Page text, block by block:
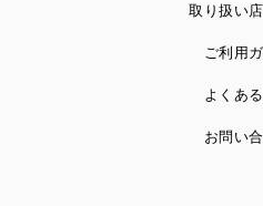
取り扱い
ご利用
よくあ
お問い